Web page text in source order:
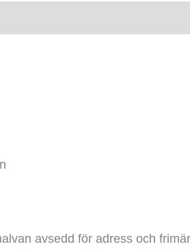
avsedd för adress och